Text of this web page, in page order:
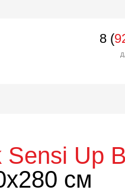
8 (
Sensi Up
см